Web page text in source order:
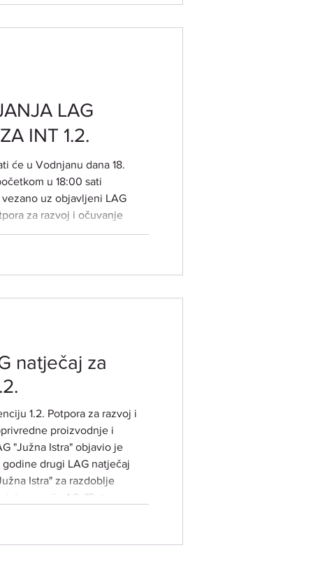
razvoju dostupne male
LAG
INT 1.2.
će u Vodnjanu dana 18.
u 18:00 sati
uz objavljeni LAG
za razvoj i očuvanje
i djelatnosti".
svim zainteresiranim
2 -VJENČANA SALA
natječaj za
1.2. Potpora za razvoj i
proizvodnje i
"Južna Istra" objavio je
drugi LAG natječaj
Istra" za razdoblje
1.2. "Potpora za